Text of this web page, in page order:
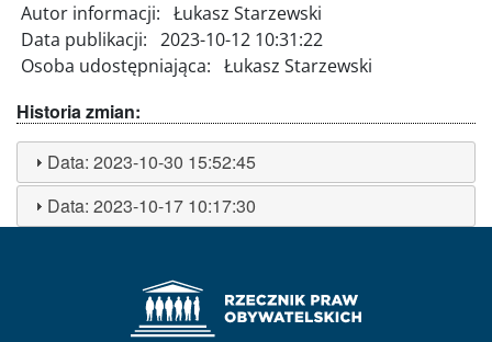
Autor informacji: Łukasz Starzewski
Data publikacji: 2023-10-12 10:31:22
Osoba udostępniająca: Łukasz Starzewski
Historia zmian:
Data:2023-10-30 15:52:45
Data:2023-10-17 10:17:30